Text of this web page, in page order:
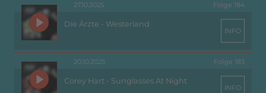
27.10.2025 Folge 184
Die Ärzte - Westerland
INFO
20.10.2025 Folge 183
Corey Hart - Sunglasses At Night
INFO